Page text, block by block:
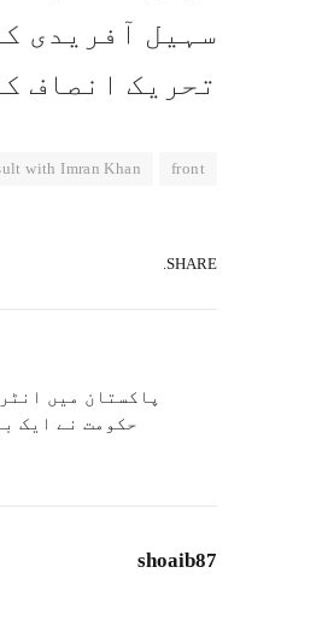
سہیل آفریدی
تحریک انصاف
front
with Imran Khan
SHARE.
پاکستان میں
حکومت نے ایک
shoaib87